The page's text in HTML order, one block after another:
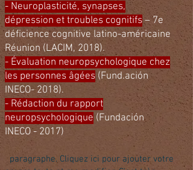
- Neuroplasticité, synapses,
dépression et troubles cognitifs– 7e
déficience cognitive latino-américaine
Réunion (LACIM, 2018).
- Évaluation neuropsychologique chez
les personnes âgées (Fund.ación
INECO- 2018).
- Rédaction du rapport
neuropsychologique (Fundación
INECO - 2017)
paragraphe. Cliquez ici pour ajouter votre